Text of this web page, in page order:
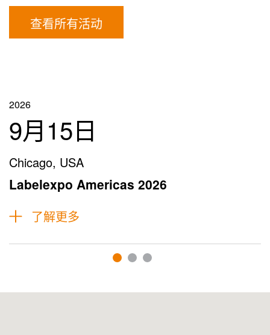
查看所有活动
2026
9月15日
Chicago, USA
Labelexpo Americas 2026
了解更多